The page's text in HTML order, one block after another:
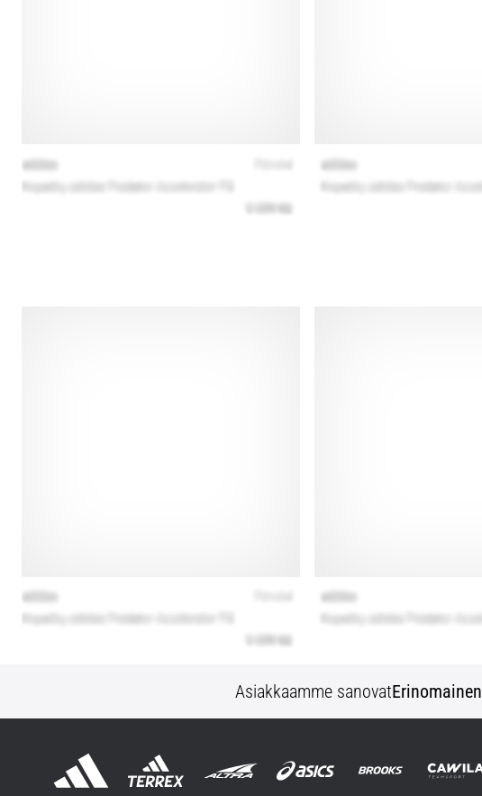
Asiakkaamme sanovatErinomainen